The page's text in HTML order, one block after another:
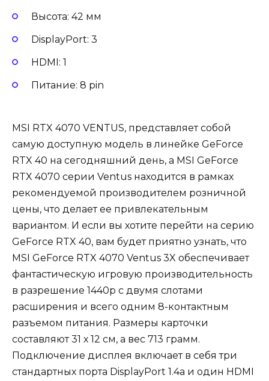
Высота: 42 мм
DisplayPort: 3
HDMI: 1
Питание: 8 pin
MSI RTX 4070 VENTUS, представляет собой
самую доступную модель в линейке GeForce
RTX 40 на сегодняшний день, а MSI GeForce
RTX 4070 серии Ventus находится в рамках
рекомендуемой производителем розничной
цены, что делает ее привлекательным
вариантом. И если вы хотите перейти на серию
GeForce RTX 40, вам будет приятно узнать, что
MSI GeForce RTX 4070 Ventus 3X обеспечивает
фантастическую игровую производительность
в разрешение 1440p с двумя слотами
расширения и всего одним 8-контактным
разъемом питания. Размеры карточки
составляют 31 х 12 см, а вес 713 грамм.
Подключение дисплея включает в себя три
стандартных порта DisplayPort 1.4a и один HDMI